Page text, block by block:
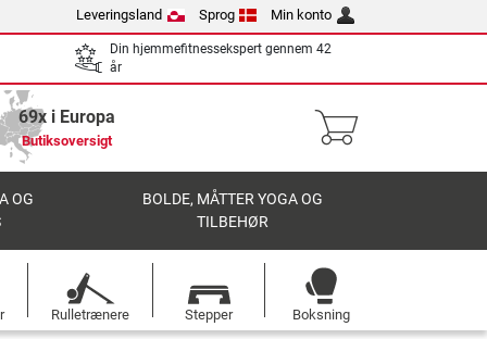
Leveringsland Sprog Min konto
Din hjemmefitnessekspert gennem 42
år
69x i Europa
Butiksoversigt
OG
BOLDE, MÅTTER YOGA OG
TILBEHØR
Rulletrænere Stepper Boksning